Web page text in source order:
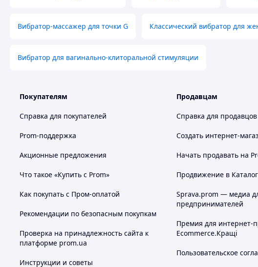
Для того, чтобы включить вибратор удержите кнопку
Переключение режимов происходит через короткое нажатие
Для того, чтобы выключить вибратор удержите кнопку
погаснет светодиод.
Уход и гигиена:
Перед и после использования промойте игрушку в теплой
управления. Можно также обрабатывать игрушку
Вибратор-массажер для точки G Классический вибратор для
Вибратор для вагинально-клиторальной стимуляции
Покупателям
Справка для покупателей
Prom-поддержка
Акционные предложения
Что такое «Купить с Prom»
Как покупать с Пром-оплатой
Рекомендации по безопасным покупкам
Проверка на принадлежность сайта к
платформе prom.ua
Инструкции и советы
Продавцам
Справка для продавцов
Создать интернет-
Начать продавать на
Продвижение в
Sprava.prom — медиа
предпринимателей
Премия для интернет-
Ecommerce.Кращі
Пользовательское